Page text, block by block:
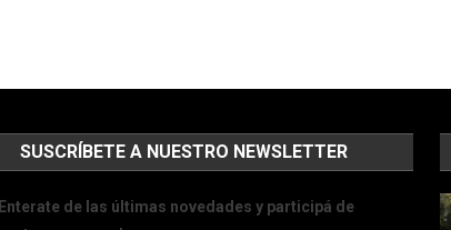
SUSCRÍBETE A NUESTRO NEWSLETTER
Enterate de las últimas novedades y participá de